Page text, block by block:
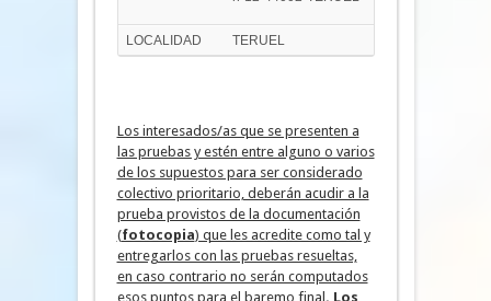
LOCALIDAD TERUEL
Los interesados/as que se presenten a
las pruebas y estén entre alguno o varios
de los supuestos para ser considerado
colectivo prioritario, deberán acudir a la
prueba provistos de la documentación
(fotocopia) que les acredite como tal y
entregarlos con las pruebas resueltas,
en caso contrario no serán computados
esos puntos para el baremo final . Los